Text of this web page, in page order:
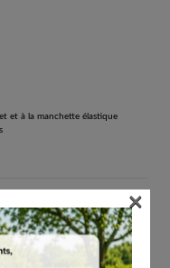
et à la manchette élastique
en cuir vachette
travaillez en toute sécurité et
×